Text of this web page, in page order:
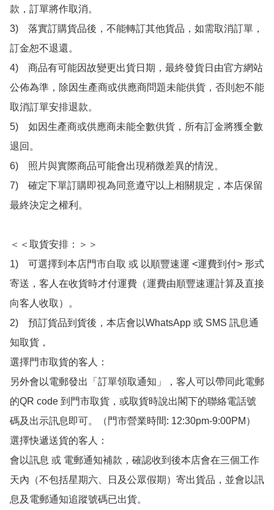
款，訂單將作取消。
3)　落實訂購貨品後，不能轉訂其他貨品，如需取消訂單，
訂金恕不退還。
4)　商品有可能因故變更出貨日期，最終發貨日由官方網站
公佈為準，除因生產商或供應商問題未能供貨，否則恕不能
取消訂單安排退款。
5)　如因生產商或供應商未能全數供貨，所有訂金將獲全數
退回。
6)　照片與實際商品可能會出現稍微差異的情況。
7)　確定下單訂購即視為同意遵守以上相關規定，本店保留
最終決定之權利。
＜＜取貨安排：＞＞
1)　可選擇到本店門市自取 或 以順豐速運 <運費到付> 形式
寄送，客人在收貨時才付運費（運費由順豐速運計算及直接
向客人收取）。
2)　預訂貨品到貨後，本店會以WhatsApp 或 SMS 訊息通
知取貨，
選擇門市取貨的客人：
另外會以電郵發出「訂單領取通知」，客人可以帶同此電郵
的QR code 到門市取貨，或取貨時說出閣下的聯絡電話號
碼及出示訊息即可。（門市營業時間: 12:30pm-9:00PM）
選擇快遞送貨的客人：
會以訊息 或 電郵通知補款，確認收到後本店會在三個工作
天內（不包括星期六、日及公眾假期）寄出貨品，並會以訊
息及電郵通知追蹤號碼已出貨。